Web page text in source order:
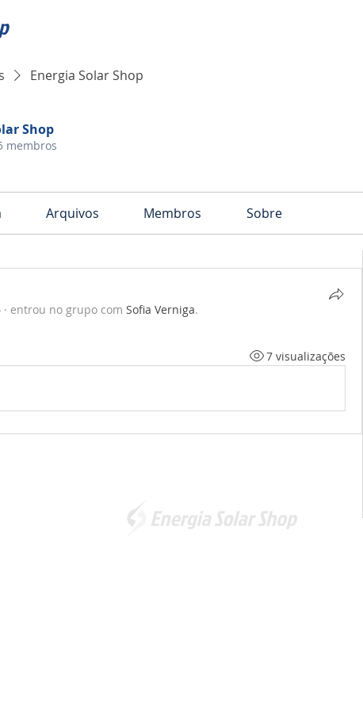
Energia Solar Shop
Shop
membros
Arquivos Membros Sobre
· entrou no grupo com Sofia Verniga.
7 visualizações